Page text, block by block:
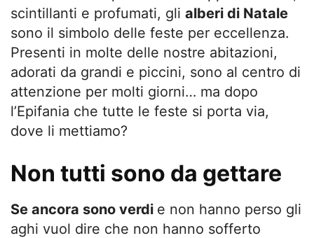
scintillanti e profumati, gli alberi di Natale
sono il simbolo delle feste per eccellenza.
Presenti in molte delle nostre abitazioni,
adorati da grandi e piccini, sono al centro di
attenzione per molti giorni… ma dopo
l’Epifania che tutte le feste si porta via,
dove li mettiamo?
Non tutti sono da gettare
Se ancora sono verdi e non hanno perso gli
aghi vuol dire che non hanno sofferto